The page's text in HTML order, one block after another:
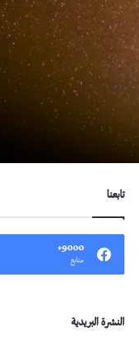
تابعنا
9000+
متابع
النشرة البريدية